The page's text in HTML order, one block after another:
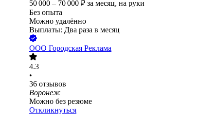
50 000 – 70 000 ₽ за месяц, на руки
Без опыта
Можно удалённо
Выплаты: Два раза в месяц
ООО Городская Реклама
4.3
•
36 отзывов
Воронеж
Можно без резюме
Откликнуться